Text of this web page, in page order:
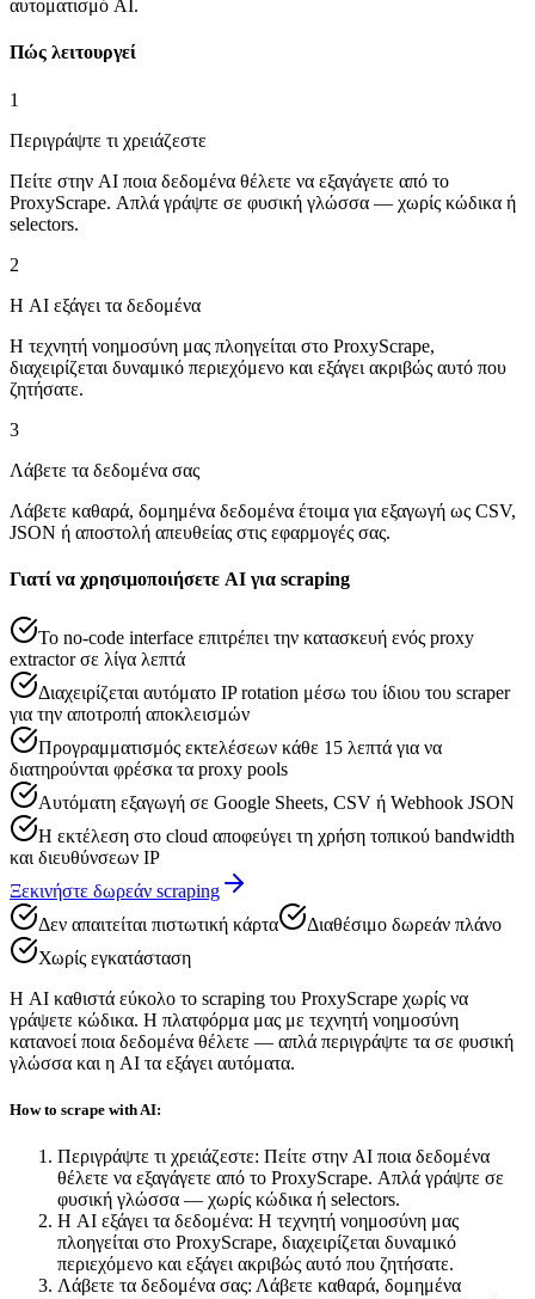
αυτοματισμό AI.
Πώς λειτουργεί
1
Περιγράψτε τι χρειάζεστε
Πείτε στην AI ποια δεδομένα θέλετε να εξαγάγετε από το
ProxyScrape. Απλά γράψτε σε φυσική γλώσσα — χωρίς κώδικα ή
selectors.
2
Η AI εξάγει τα δεδομένα
Η τεχνητή νοημοσύνη μας πλοηγείται στο ProxyScrape,
διαχειρίζεται δυναμικό περιεχόμενο και εξάγει ακριβώς αυτό που
ζητήσατε.
3
Λάβετε τα δεδομένα σας
Λάβετε καθαρά, δομημένα δεδομένα έτοιμα για εξαγωγή ως CSV,
JSON ή αποστολή απευθείας στις εφαρμογές σας.
Γιατί να χρησιμοποιήσετε AI για scraping
Το no-code interface επιτρέπει την κατασκευή ενός proxy
extractor σε λίγα λεπτά
Διαχειρίζεται αυτόματο IP rotation μέσω του ίδιου του scraper
για την αποτροπή αποκλεισμών
Προγραμματισμός εκτελέσεων κάθε 15 λεπτά για να
διατηρούνται φρέσκα τα proxy pools
Αυτόματη εξαγωγή σε Google Sheets, CSV ή Webhook JSON
Η εκτέλεση στο cloud αποφεύγει τη χρήση τοπικού bandwidth
και διευθύνσεων IP
Ξεκινήστε δωρεάν scraping
Δεν απαιτείται πιστωτική κάρτα
Διαθέσιμο δωρεάν πλάνο
Χωρίς εγκατάσταση
Η AI καθιστά εύκολο το scraping του ProxyScrape χωρίς να
γράψετε κώδικα. Η πλατφόρμα μας με τεχνητή νοημοσύνη
κατανοεί ποια δεδομένα θέλετε — απλά περιγράψτε τα σε φυσική
γλώσσα και η AI τα εξάγει αυτόματα.
How to scrape with AI:
Περιγράψτε τι χρειάζεστε: Πείτε στην AI ποια δεδομένα
θέλετε να εξαγάγετε από το ProxyScrape. Απλά γράψτε σε
φυσική γλώσσα — χωρίς κώδικα ή selectors.
Η AI εξάγει τα δεδομένα: Η τεχνητή νοημοσύνη μας
πλοηγείται στο ProxyScrape, διαχειρίζεται δυναμικό
περιεχόμενο και εξάγει ακριβώς αυτό που ζητήσατε.
Λάβετε τα δεδομένα σας: Λάβετε καθαρά, δομημένα